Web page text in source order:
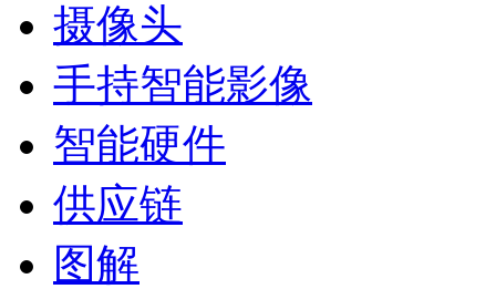
摄像头
手持智能影像
智能硬件
供应链
图解